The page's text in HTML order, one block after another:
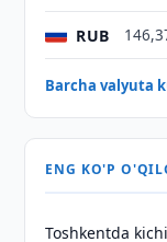
RUB
Barcha valyuta
ENG KO'P
Toshkentda